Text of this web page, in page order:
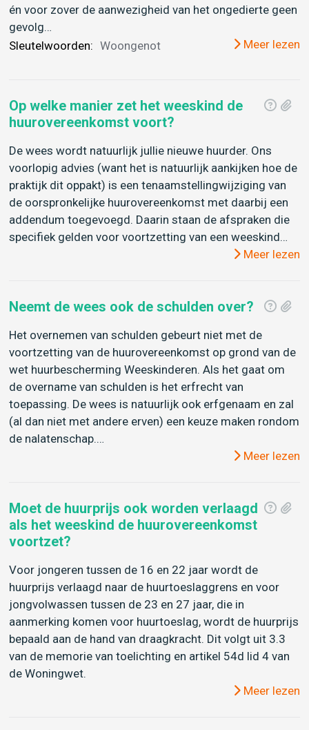
én voor zover de aanwezigheid van het ongedierte geen
gevolg…
Sleutelwoorden: Woongenot Meer lezen
Op welke manier zet het weeskind de
huurovereenkomst voort?
De wees wordt natuurlijk jullie nieuwe huurder. Ons
voorlopig advies (want het is natuurlijk aankijken hoe de
praktijk dit oppakt) is een tenaamstellingwijziging van
de oorspronkelijke huurovereenkomst met daarbij een
addendum toegevoegd. Daarin staan de afspraken die
specifiek gelden voor voortzetting van een weeskind…
Meer lezen
Neemt de wees ook de schulden over?
Het overnemen van schulden gebeurt niet met de
voortzetting van de huurovereenkomst op grond van de
wet huurbescherming Weeskinderen. Als het gaat om
de overname van schulden is het erfrecht van
toepassing. De wees is natuurlijk ook erfgenaam en zal
(al dan niet met andere erven) een keuze maken rondom
de nalatenschap.…
Meer lezen
Moet de huurprijs ook worden verlaagd
als het weeskind de huurovereenkomst
voortzet?
Voor jongeren tussen de 16 en 22 jaar wordt de
huurprijs verlaagd naar de huurtoeslaggrens en voor
jongvolwassen tussen de 23 en 27 jaar, die in
aanmerking komen voor huurtoeslag, wordt de huurprijs
bepaald aan de hand van draagkracht. Dit volgt uit 3.3
van de memorie van toelichting en artikel 54d lid 4 van
de Woningwet.
Meer lezen